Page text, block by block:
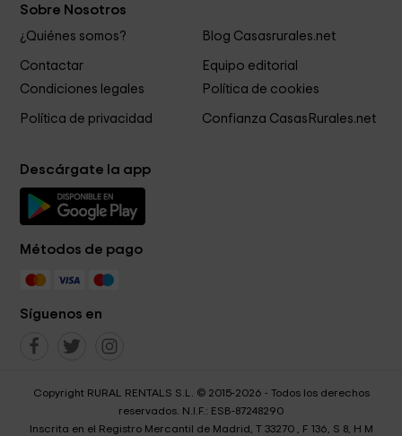
Sobre Nosotros
¿Quiénes somos? Blog Casasrurales.net
Contactar
Equipo editorial
Condiciones legales
Política de cookies
Política de privacidad Confianza CasasRurales.net
Descárgate la app
Métodos de pago
Síguenos en
Copyright RURAL RENTALS S.L. © 2015-2026 - Todos los derechos
reservados. N.I.F.: ESB-87248290
Inscrita en el Registro Mercantil de Madrid, T 33270 , F 136, S 8, H M